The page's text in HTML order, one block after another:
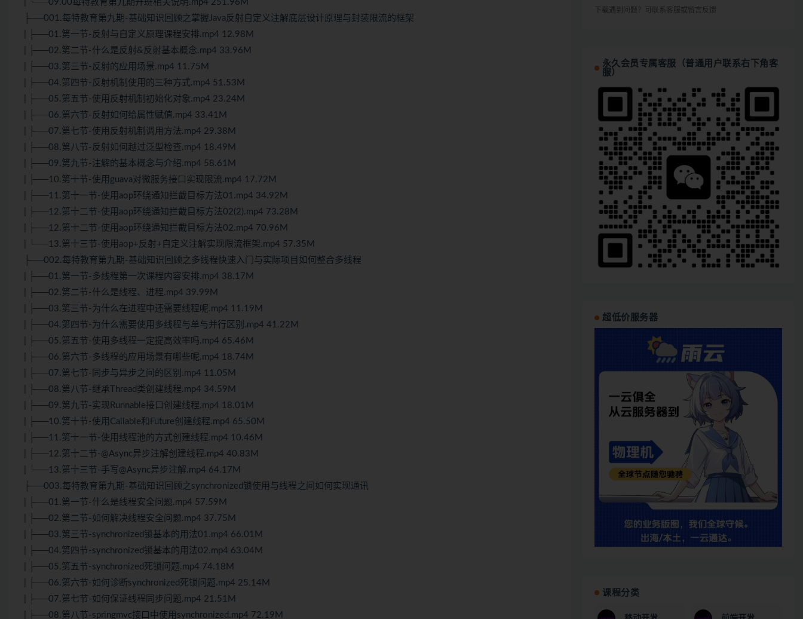
| └──09.00每特教育第九期开班相关说明.mp4 251.96M
├──001.每特教育第九期-基础知识回顾之掌握Java反射自定义注解底层设计原理与封装限流的框架
| ├──01.第一节-反射与自定义原理课程安排.mp4 12.98M
| ├──02.第二节-什么是反射&反射基本概念.mp4 33.96M
| ├──03.第三节-反射的应用场景.mp4 11.75M
| ├──04.第四节-反射机制使用的三种方式.mp4 51.53M
| ├──05.第五节-使用反射机制初始化对象.mp4 23.24M
| ├──06.第六节-反射如何给属性赋值.mp4 33.41M
| ├──07.第七节-使用反射机制调用方法.mp4 29.38M
| ├──08.第八节-反射如何越过泛型检查.mp4 18.49M
| ├──09.第九节-注解的基本概念与介绍.mp4 58.61M
| ├──10.第十节-使用guava对微服务接口实现限流.mp4 17.72M
| ├──11.第十一节-使用aop环绕通知拦截目标方法01.mp4 34.92M
| ├──12.第十二节-使用aop环绕通知拦截目标方法02(2).mp4 73.28M
| ├──12.第十二节-使用aop环绕通知拦截目标方法02.mp4 70.96M
| └──13.第十三节-使用aop+反射+自定义注解实现限流框架.mp4 57.35M
├──002.每特教育第九期-基础知识回顾之多线程快速入门与实际项目如何整合多线程
| ├──01.第一节-多线程第一次课程内容安排.mp4 38.17M
| ├──02.第二节-什么是线程、进程.mp4 39.99M
| ├──03.第三节-为什么在进程中还需要线程呢.mp4 11.19M
| ├──04.第四节-为什么需要使用多线程与单与并行区别.mp4 41.22M
| ├──05.第五节-使用多线程一定提高效率吗.mp4 65.46M
| ├──06.第六节-多线程的应用场景有哪些呢.mp4 18.74M
| ├──07.第七节-同步与异步之间的区别.mp4 11.05M
| ├──08.第八节-继承Thread类创建线程.mp4 34.59M
| ├──09.第九节-实现Runnable接口创建线程.mp4 18.01M
| ├──10.第十节-使用Callable和Future创建线程.mp4 65.50M
| ├──11.第十一节-使用线程池的方式创建线程.mp4 10.46M
| ├──12.第十二节-@Async异步注解创建线程.mp4 40.83M
| └──13.第十三节-手写@Async异步注解.mp4 64.17M
├──003.每特教育第九期-基础知识回顾之synchronized锁使用与线程之间如何实现通讯
| ├──01.第一节-什么是线程安全问题.mp4 57.59M
| ├──02.第二节-如何解决线程安全问题.mp4 37.75M
| ├──03.第三节-synchronized锁基本的用法01.mp4 66.01M
| ├──04.第四节-synchronized锁基本的用法02.mp4 63.04M
| ├──05.第五节-synchronized死锁问题.mp4 74.18M
| ├──06.第六节-如何诊断synchronized死锁问题.mp4 25.14M
| ├──07.第七节-如何保证线程同步问题.mp4 21.51M
| ├──08.第八节-springmvc接口中使用synchronized.mp4 72.19M
下载遇到问题？可联系客服或留言反馈
永久会员专属客服（普通用户联系右下角客
服）
超低价服务器
课程分类